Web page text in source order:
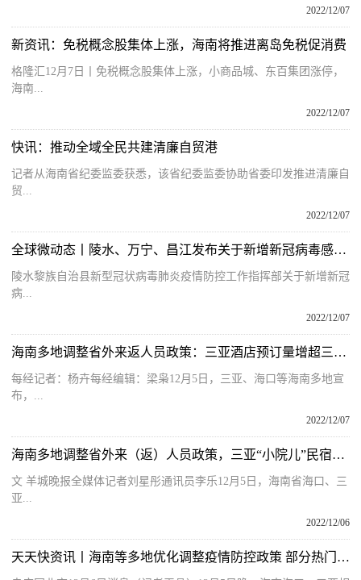
2022/12/07
新资讯：免税概念股集体上涨，海南将推进离岛免税促消费
格隆汇12月7日丨免税概念股集体上涨，小商品城、东百集团涨停，
海南...
2022/12/07
快讯：推动全域全民共建清廉自贸港
记者从海南省纪委监委获悉，该省纪委监委协助省委印发推进清廉自
贸...
2022/12/07
全球微动态丨陵水、万宁、昌江发布关于新增新冠病毒感染者的通报
陵水黎族自治县新型冠状病毒肺炎疫情防控工作指挥部关于新增新冠
病...
2022/12/07
海南多地调整省外来返人员政策：三亚酒店预订量增超三倍，有酒店仍需查验核酸
每经记者：杨卉每经编辑：梁枭12月5日，三亚、海口等海南多地宣
布，...
2022/12/07
海南多地调整省外来（返）人员政策，三亚“小院儿”民宿爆红
文 羊城晚报全媒体记者刘星彤通讯员李乐12月5日，海南省海口、三
亚...
2022/12/06
天天快资讯丨海南等多地优化调整疫情防控政策 部分热门城市机票预订量增长明显